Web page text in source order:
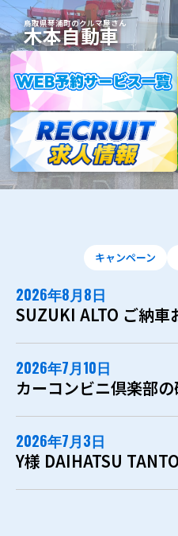
鳥取県琴浦町のクルマ屋さん
木本自動車
キャンペーン
2026年8月8日
2026年7月10日
2026年7月3日